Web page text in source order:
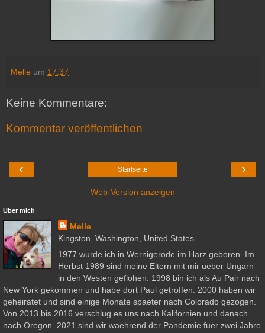
Melle um 17:37
Keine Kommentare:
Kommentar veröffentlichen
‹ ›
Startseite
Web-Version anzeigen
Über mich
Melle
Kingston, Washington, United States
1977 wurde ich in Wernigerode im Harz geboren. Im
Herbst 1989 sind meine Eltern mit mir ueber Ungarn
in den Westen geflohen. 1998 bin ich als Au Pair nach
New York gekommen und habe dort Paul getroffen. 2000 haben wir
geheiratet und sind einige Monate spaeter nach Colorado gezogen.
Von 2013 bis 2016 verschlug es uns nach Kalifornien und danach
nach Oregon. 2021 sind wir waehrend der Pandemie fuer zwei Jahre